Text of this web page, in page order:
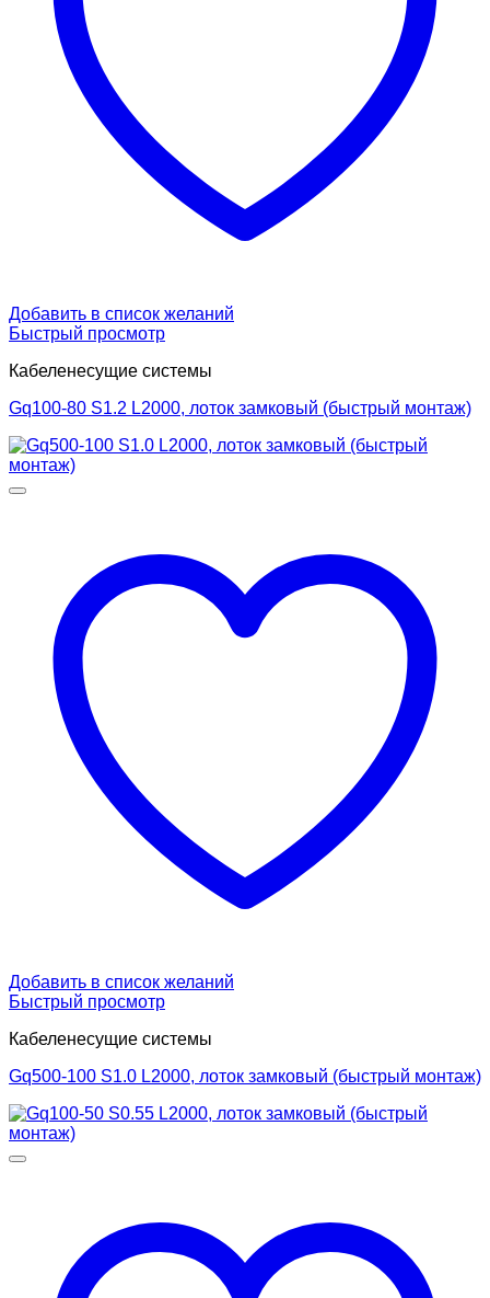
Добавить в список желаний
Быстрый просмотр
Кабеленесущие системы
Gq100-80 S1.2 L2000, лоток замковый (быстрый монтаж)
Добавить в список желаний
Быстрый просмотр
Кабеленесущие системы
Gq500-100 S1.0 L2000, лоток замковый (быстрый монтаж)